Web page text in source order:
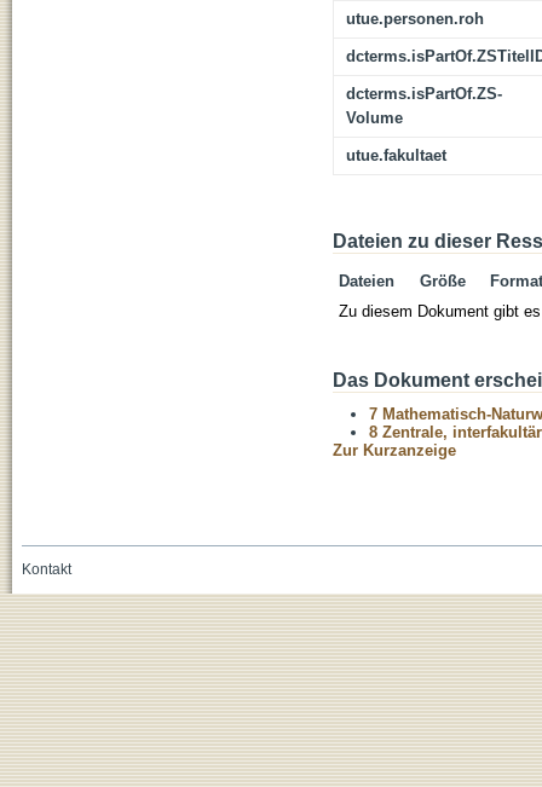
utue.personen.roh
dcterms.isPartOf.ZS-
Volume
utue.fakultaet
Dateien zu dieser
Dateien Größe
Format
Zu diesem Dokument gibt
Das Dokument
7 Mathematisch-
8 Zentrale,
Zur Kurzanzeige
Kontakt